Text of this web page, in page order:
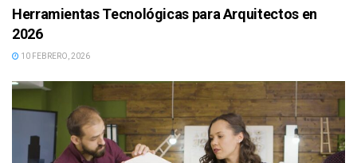
Herramientas Tecnológicas para Arquitectos en
2026
10 FEBRERO, 2026